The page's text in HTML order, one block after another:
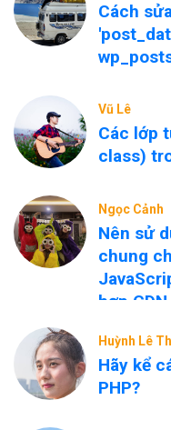
Cách
Vũ Lê
Các lớp
class)
Ngọc Cảnh
Nên sử
chung
hợp
Huỳnh Lê
Hãy kể
PHP?